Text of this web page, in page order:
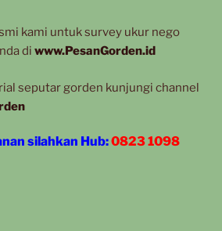
kami untuk survey ukur nego
di www.PesanGorden.id
seputar gorden kunjungi channel
silahkan Hub:0823 1098